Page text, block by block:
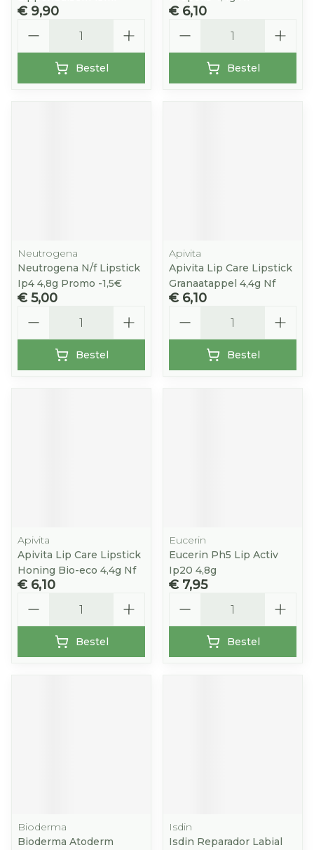
€ 9,90
Bestel
€ 6,10
Bestel
Neutrogena
Neutrogena N/f Lipstick
Ip4 4,8g Promo -1,5€
€ 5,00
Bestel
Apivita
Apivita Lip Care Lipstick
Granaatappel 4,4g Nf
€ 6,10
Bestel
Apivita
Apivita Lip Care Lipstick
Honing Bio-eco 4,4g Nf
€ 6,10
Bestel
Eucerin
Eucerin Ph5 Lip Activ
Ip20 4,8g
€ 7,95
Bestel
Bioderma
Bioderma Atoderm
Isdin
Isdin Reparador Labial